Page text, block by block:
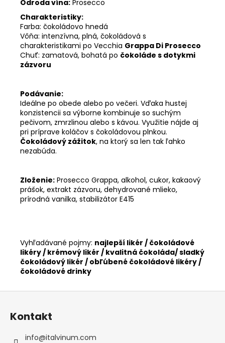
Odroda vína: Prosecco
Charakteristiky:
Farba: čokoládovo hnedá
Vôňa: intenzívna, plná, čokoládová s
charakteristikami po Vecchia Grappa Di Prosecco
Chuť: zamatová, bohatá po čokoláde s dotykmi
zázvoru
Podávanie:
Ideálne po obede alebo po večeri. Vďaka hustej
konzistencii sa výborne kombinuje so suchým
pečivom, zmrzlinou alebo s kávou. Využitie nájde aj
pri príprave koláčov s čokoládovou plnkou.
Čokoládový zážitok, na ktorý sa len tak ľahko
nezabúda.
Zloženie: Prosecco Grappa, alkohol, cukor, kakaový
prášok, extrakt zázvoru, dehydrované mlieko,
prírodná vanilka, stabilizátor E415
Vyhľadávané pojmy: najlepší likér / čokoládové
likéry / krémový likér / kvalitná čokoláda/ sladký
čokoládový likér / obľúbené čokoládové likéry /
čokoládové drinky
11,50
Z
Kontakt
info@italvinum.com